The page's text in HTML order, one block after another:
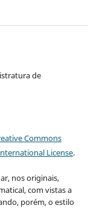
de
Commons
License.
nos originais,
com vistas a
porém, o estilo